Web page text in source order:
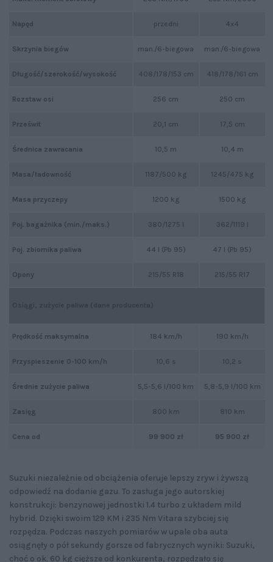
przedni 4x4
man./6-biegowa man./6-biegowa
408/178/153 cm 418/178/161 cm
256 cm 250 cm
20,1 cm 17,5 cm
10,5 m 10,4 m
1187/500 kg 1245/475 kg
1200 kg 1500 kg
380/1275 l 362/1119 l
44 l (Pb 95) 47 l (Pb 95)
215/55 R18 215/55 R17
184 km/h 190 km/h
10,6 s 10,2 s
5,5-5,6 l/100 km 5,8-5,9 l/100 km
800 km 810 km
99 900 zł 95 900 zł
Napęd
Skrzynia biegów
Długość/szerokość/wysokość
Rozstaw osi
Prześwit
Średnica zawracania
Masa/ładowność
Masa przyczepy
Poj. bagażnika (min./maks.)
Poj. zbiornika paliwa
Opony
Prędkość maksymalna
Przyspieszenie 0-100 km/h
Średnie zużycie paliwa
Zasięg
Cena od
Suzuki niezależnie od obciążenia oferuje lepszy zryw i żywszą
odpowiedź na dodanie gazu. To zasługa jego autorskiej
konstrukcji: benzynowej jednostki 1.4 turbo z układem mild
hybrid. Dzięki swoim 129 KM i 235 Nm Vitara szybciej się
rozpędza. Podczas naszych pomiarów w upale oba auta
osiągnęły o pół sekundy gorsze od fabrycznych wyniki: Suzuki,
choć o ok. 60 kg cięższe od konkurenta, rozpędzało się